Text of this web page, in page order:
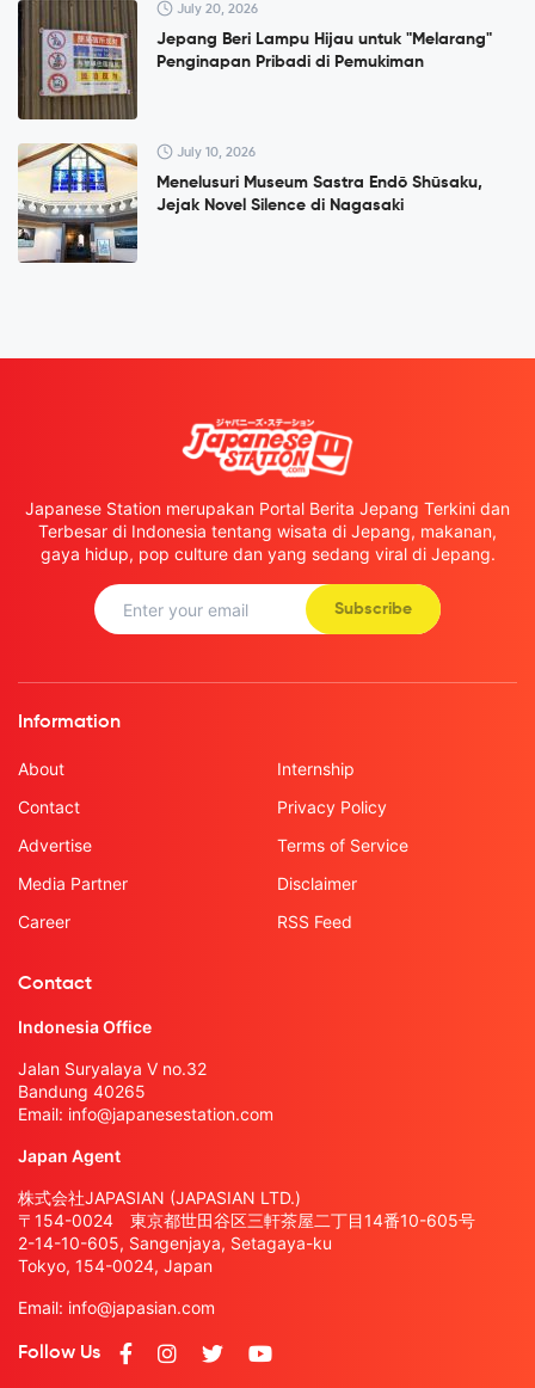
July 20, 2026
Jepang Beri Lampu Hijau untuk "Melarang"
Penginapan Pribadi di Pemukiman
July 10, 2026
Menelusuri Museum Sastra Endō Shūsaku,
Jejak Novel Silence di Nagasaki
Japanese Station merupakan Portal Berita Jepang Terkini dan
Terbesar di Indonesia tentang wisata di Jepang, makanan,
gaya hidup, pop culture dan yang sedang viral di Jepang.
Subscribe
Information
About
Contact
Advertise
Media Partner
Career
Internship
Privacy Policy
Terms of Service
Disclaimer
RSS Feed
Contact
Indonesia Office
Jalan Suryalaya V no.32
Bandung 40265
Email: info@japanesestation.com
Japan Agent
株式会社JAPASIAN (JAPASIAN LTD.)
〒154-0024 東京都世田谷区三軒茶屋二丁目14番10-605号
2-14-10-605, Sangenjaya, Setagaya-ku
Tokyo, 154-0024, Japan
Email: info@japasian.com
Follow Us